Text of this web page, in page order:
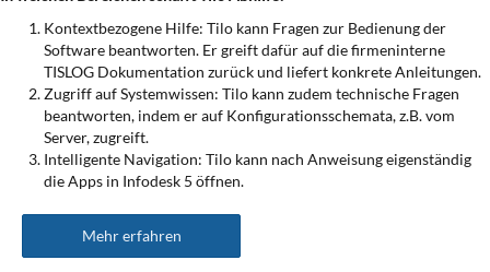
Kontextbezogene Hilfe: Tilo kann Fragen zur Bedienung der
Software beantworten. Er greift dafür auf die firmeninterne
TISLOG Dokumentation zurück und liefert konkrete Anleitungen.
Zugriff auf Systemwissen: Tilo kann zudem technische Fragen
beantworten, indem er auf Konfigurationsschemata, z.B. vom
Server, zugreift.
Intelligente Navigation: Tilo kann nach Anweisung eigenständig
die Apps in Infodesk 5 öffnen.
Mehr erfahren